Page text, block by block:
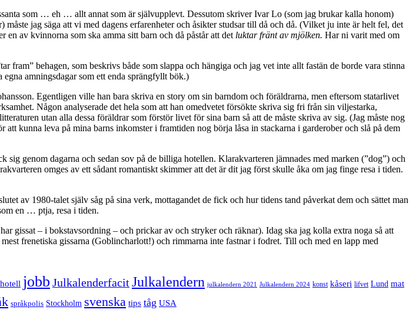
hotell jobb JulkalenderfacitJulkalendern julkalendern 2021 Julkalendern 2024 konst kåseri lifvet Lund mat
språkpolis Stockholm svenska tips tåg USA
som … eh … allt annat som är självupplevt. Dessutom skriver Ivar Lo (som jag brukar kalla honom)
jag säga att vi med dagens erfarenheter och åsikter studsar till då och då. (Vilket ju inte är helt fel, det
av kvinnorna som ska amma sitt barn och då påstår att detluktar fränt av mjölken. Har ni varit med om
fram” behagen, som beskrivs både som slappa och hängiga och jag vet inte allt fastän de borde vara stinna
amningsdagar som ett enda sprängfyllt bök.)
Egentligen ville han bara skriva en story om sin barndom och föräldrarna, men eftersom statarlivet
Någon analyserade det hela som att han omedvetet försökte skriva sig fri från sin viljestarka,
utan alla dessa föräldrar som förstör livet för sina barn så att de måste skriva av sig. (Jag måste nog
kunna leva på mina barns inkomster i framtiden nog börja låsa in stackarna i garderober och slå på dem
sig genom dagarna och sedan sov på de billiga hotellen. Klarakvarteren jämnades med marken (”dog”) och
omges av ett sådant romantiskt skimmer att det är dit jag först skulle åka om jag finge resa i tiden.
av 1980-talet själv såg på sina verk, mottagandet de fick och hur tidens tand påverkat dem och sättet man
en … ptja, resa i tiden.
gissat – i bokstavsordning – och prickar av och stryker och räknar). Idag ska jag kolla extra noga så att
frenetiska gissarna (Goblincharlott!) och rimmarna inte fastnar i fodret. Till och med en lapp med